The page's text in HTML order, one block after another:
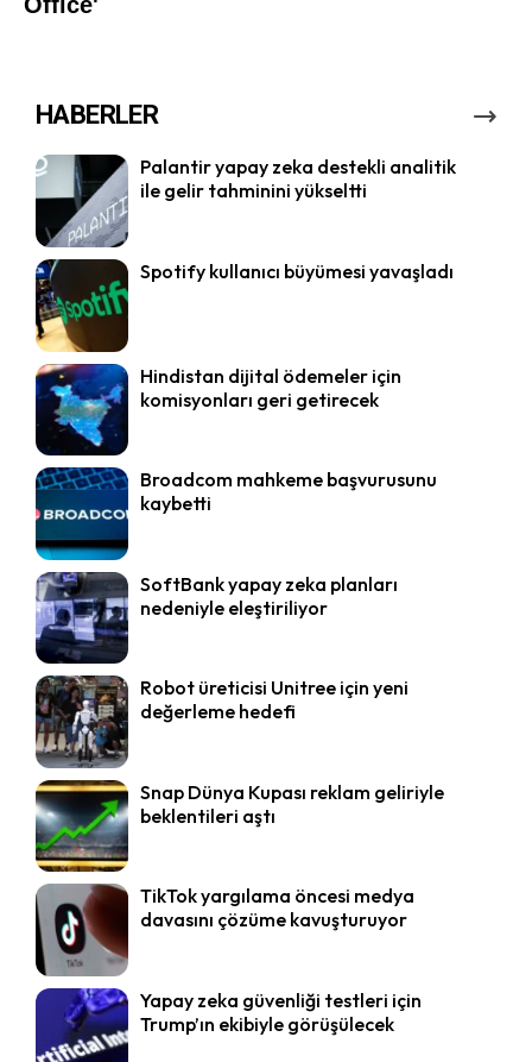
HABERLER
Palantir yapay zeka destekli analitik
ile gelir tahminini yükseltti
Spotify kullanıcı büyümesi yavaşladı
Hindistan dijital ödemeler için
komisyonları geri getirecek
Broadcom mahkeme başvurusunu
kaybetti
SoftBank yapay zeka planları
nedeniyle eleştiriliyor
Robot üreticisi Unitree için yeni
değerleme hedefi
Snap Dünya Kupası reklam geliriyle
beklentileri aştı
TikTok yargılama öncesi medya
davasını çözüme kavuşturuyor
Yapay zeka güvenliği testleri için
Trump’ın ekibiyle görüşülecek